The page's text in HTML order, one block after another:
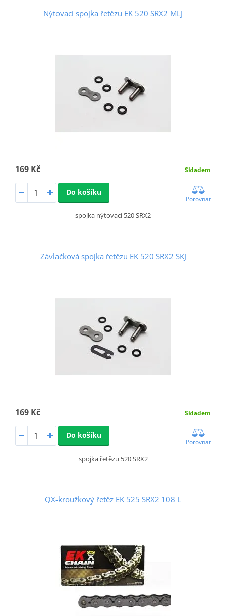
Nýtovací spojka řetězu EK 520 SRX2 MLJ
169 Kč Skladem
Do košíku
Porovnat
spojka nýtovací 520 SRX2
Závlačková spojka řetězu EK 520 SRX2 SKJ
169 Kč Skladem
Do košíku
Porovnat
spojka řetězu 520 SRX2
QX-kroužkový řetěz EK 525 SRX2 108 L